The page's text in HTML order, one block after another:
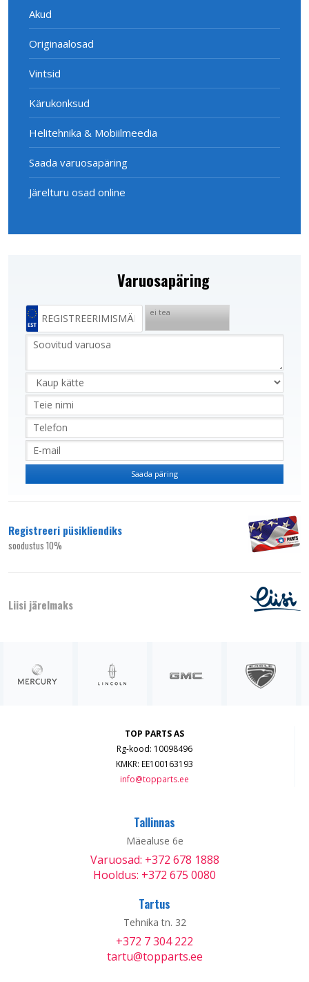
Akud
Originaalosad
Vintsid
Kärukonksud
Helitehnika & Mobiilmeedia
Saada varuosapäring
Järelturu osad online
Varuosapäring
ei tea
Registreeri püsikliendiks
soodustus 10%
Liisi järelmaks
TOP PARTS AS
Rg-kood: 10098496
KMKR: EE100163193
info@topparts.ee
Tallinnas
Mäealuse 6e
Varuosad: +372 678 1888
Hooldus: +372 675 0080
Tartus
Tehnika tn. 32
+372 7 304 222
tartu@topparts.ee